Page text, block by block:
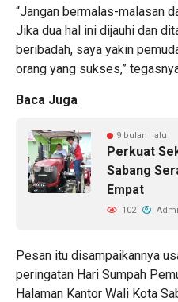
“Jangan bermalas-malasan
Jika dua hal ini dijauhi dan
beribadah, saya yakin
orang yang sukses,”
Baca Juga
9 bulan lalu
Perkuat
Sabang
Empat
102
Pesan itu disampaikannya
peringatan Hari Sumpah
Halaman Kantor Wali Kota